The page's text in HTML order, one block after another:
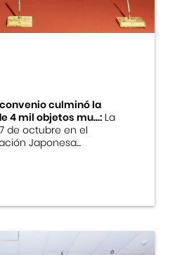
culminó la
4 mil objetos mu...:La
de octubre en el
Japonesa...